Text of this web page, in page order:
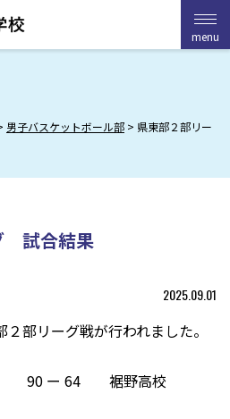
男子バスケットボール部 > 県東部２部リー
試合結果
2025.09.01
部リーグ戦が行われました。
校 90 ー 64 裾野高校
menu
menu